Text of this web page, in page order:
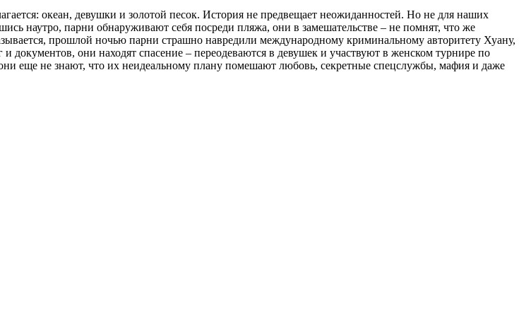
океан, девушки и золотой песок. История не предвещает неожиданностей. Но не для наших
наутро, парни обнаруживают себя посреди пляжа, они в замешательстве – не помнят, что же
прошлой ночью парни страшно навредили международному криминальному авторитету Хуану,
документов, они находят спасение – переодеваются в девушек и участвуют в женском турнире по
еще не знают, что их неидеальному плану помешают любовь, секретные спецслужбы, мафия и даже